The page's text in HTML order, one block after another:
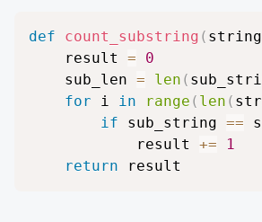
def count_substring ( string
    result
=
0
    sub_len
= len (
for i in range ( len (
if sub_string ==
    		result
+=
1
return result